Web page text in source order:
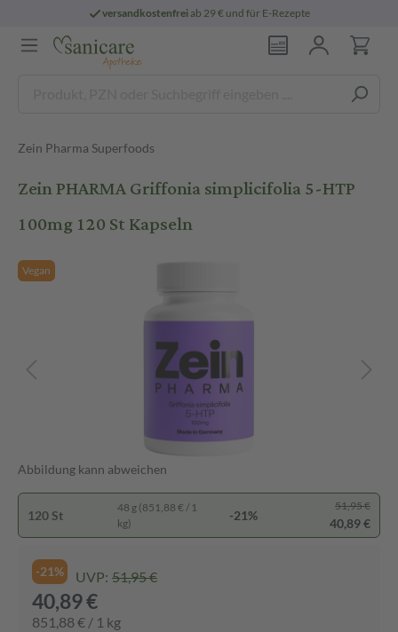
versandkostenfreiab 29 € und für E-Rezepte
Zein Pharma Superfoods
Zein PHARMA Griffonia simplicifolia 5-HTP
100mg 120 St Kapseln
Vegan
Abbildung kann abweichen
120 St
48 g (851,88 € / 1
kg)
-21%
51,95 €
40,89 €
-21% UVP: 51,95 €
40,89 €
851,88 € / 1 kg